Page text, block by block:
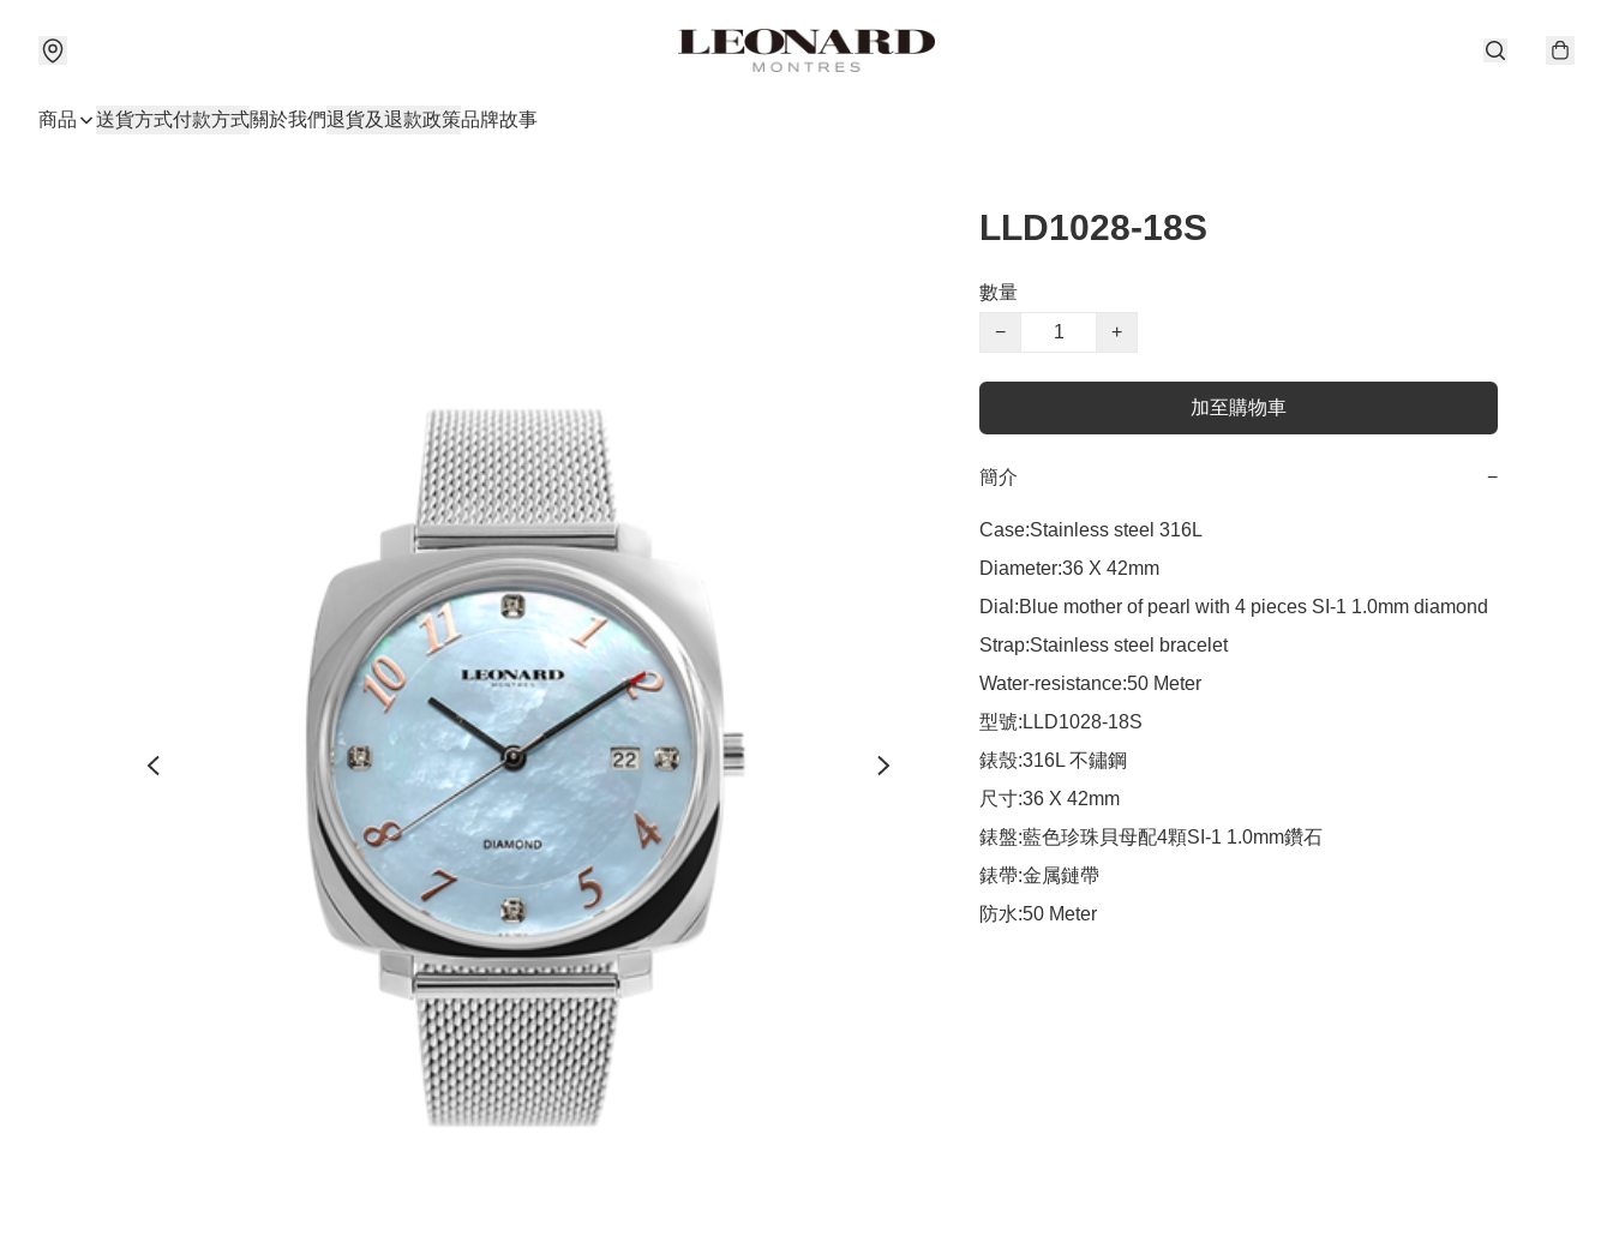
商品 送貨方式付款方式關於我們退貨及退款政策品牌故事
LLD1028-18S
數量
−
+
加至購物車
簡介 −
Case:Stainless steel 316L
Diameter:36 X 42mm
Dial:Blue mother of pearl with 4 pieces SI-1 1.0mm diamond
Strap:Stainless steel bracelet
Water-resistance:50 Meter
型號:LLD1028-18S
錶殼:316L 不鏽鋼
尺寸:36 X 42mm
錶盤:藍色珍珠貝母配4顆SI-1 1.0mm鑽石
錶帶:金属鏈帶
防水:50 Meter